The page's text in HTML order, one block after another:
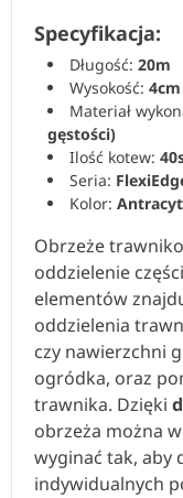
Specyfikacja:
Długość: 20m
Wysokość: 4cm
Materiał
gęstości)
Ilość kotew:
Seria:
Kolor: Antracyt
Obrzeże
oddzielenie
elementów
oddzielenia
czy nawierzchni
ogródka, oraz
trawnika. Dzięki
obrzeża można
wyginać tak, aby
indywidualnych